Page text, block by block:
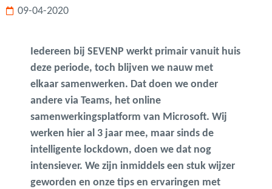
09-04-2020
Iedereen bij SEVENP werkt primair vanuit huis
deze periode, toch blijven we nauw met
elkaar samenwerken. Dat doen we onder
andere via Teams, het online
samenwerkingsplatform van Microsoft. Wij
werken hier al 3 jaar mee, maar sinds de
intelligente lockdown, doen we dat nog
intensiever. We zijn inmiddels een stuk wijzer
geworden en onze tips en ervaringen met